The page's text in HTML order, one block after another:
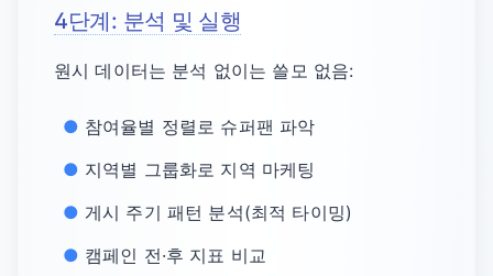
4단계: 분석 및 실행
원시 데이터는 분석 없이는 쓸모 없음:
참여율별 정렬로 슈퍼팬 파악
지역별 그룹화로 지역 마케팅
게시 주기 패턴 분석(최적 타이밍)
캠페인 전·후 지표 비교